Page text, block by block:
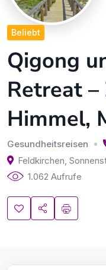
Beliebt
Qigong
Retreat –
Himmel,
Gesundheitsreisen
Feldkirchen,
1.062 Aufrufe